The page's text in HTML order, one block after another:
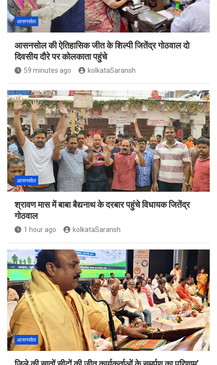
आसनसोल
आसनसोल की ऐतिहासिक जीत के शिल्पी जितेंद्र गोठवाल दो
दिवसीय दौरे पर कोलकाता पहुंचे
59 minutes ago kolkataSaransh
आसनसोल
श्रावण मास में बाबा बैद्यनाथ के दरबार पहुंचे विधायक जितेंद्र
गोठवाल
1 hour ago kolkataSaransh
आसनसोल